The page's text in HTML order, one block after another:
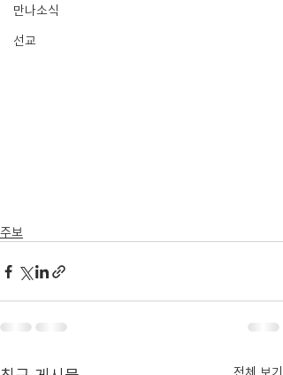
만나소식
선교
주보